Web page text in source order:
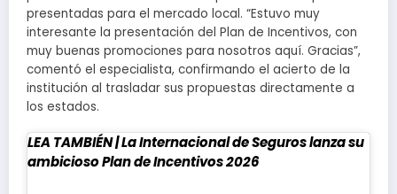
presentadas para el mercado local. “Estuvo muy
interesante la presentación del Plan de Incentivos, con
muy buenas promociones para nosotros aquí. Gracias”,
comentó el especialista, confirmando el acierto de la
institución al trasladar sus propuestas directamente a
los estados.
LEA TAMBIÉN |La Internacional de Seguros lanza su
ambicioso Plan de Incentivos 2026